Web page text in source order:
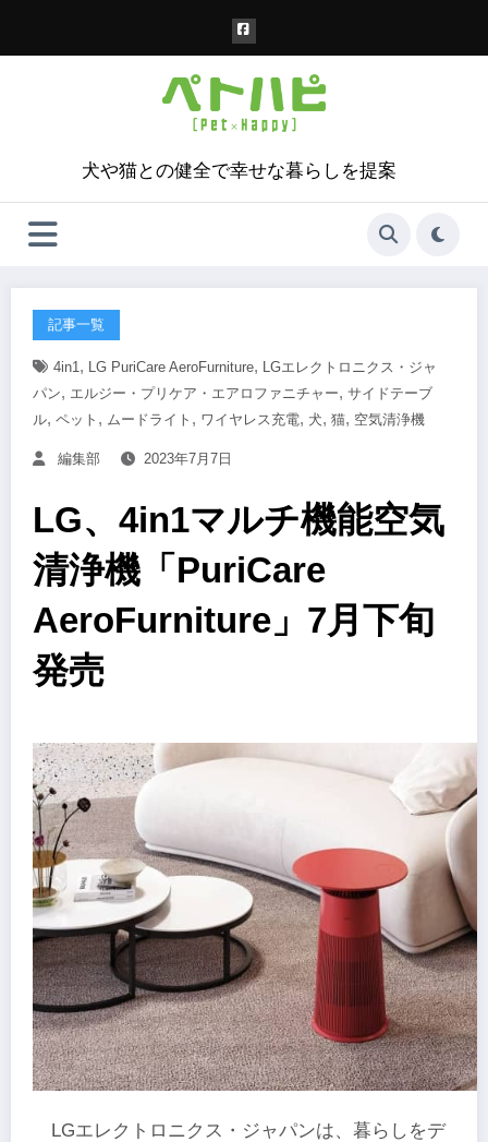
犬や猫との健全で幸せな暮らしを提案
記事一覧
4in1, LG PuriCare AeroFurniture, LGエレクトロニクス・ジャ
パン, エルジー・プリケア・エアロファニチャー, サイドテーブ
ル, ペット , ムードライト , ワイヤレス充電, 犬, 猫, 空気清浄機
編集部 2023年7月7日
LG、4in1マルチ機能空気
清浄機「PuriCare
AeroFurniture」7月下旬
発売
LGエレクトロニクス・ジャパンは、暮らしをデ